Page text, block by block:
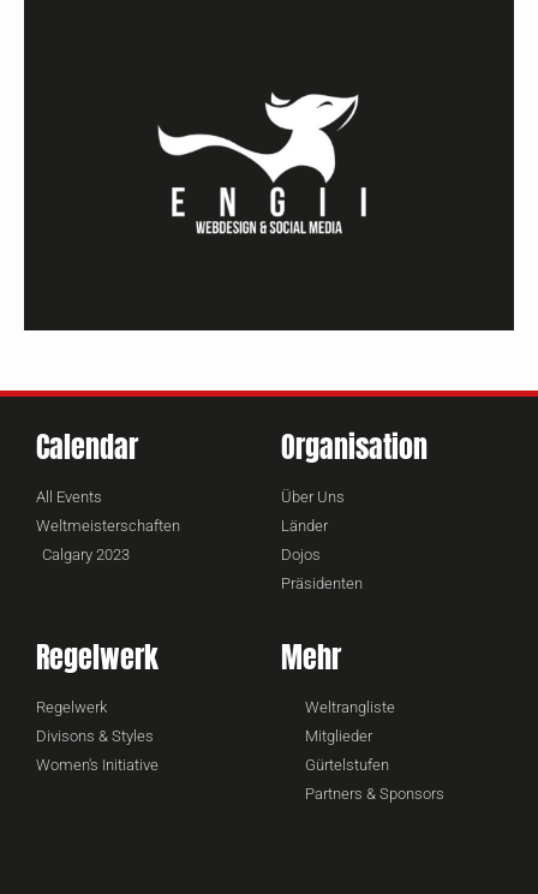
Calendar
All Events
Weltmeisterschaften
Calgary 2023
Organisation
Über Uns
Länder
Dojos
Präsidenten
Regelwerk
Regelwerk
Divisons & Styles
Women's Initiative
Mehr
Weltrangliste
Mitglieder
Gürtelstufen
Partners & Sponsors